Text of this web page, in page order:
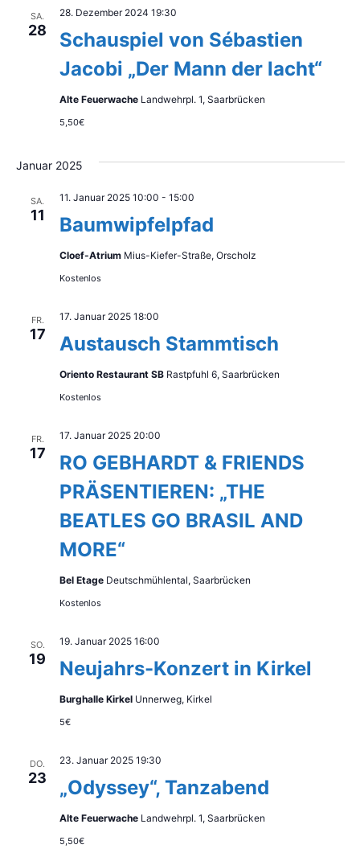
SA.
28
Schauspiel von Sébastien
Jacobi „Der Mann der lacht“
28. Dezember 2024 19:30
Alte Feuerwache Landwehrpl. 1, Saarbrücken
5,50€
Januar 2025
SA.
11 Baumwipfelpfad
11. Januar 2025 10:00 - 15:00
Cloef-Atrium Mius-Kiefer-Straße, Orscholz
Kostenlos
FR.
17 Austausch Stammtisch
17. Januar 2025 18:00
Oriento Restaurant SB Rastpfuhl 6, Saarbrücken
Kostenlos
FR.
17
RO GEBHARDT & FRIENDS
PRÄSENTIEREN: „THE
BEATLES GO BRASIL AND
MORE“
17. Januar 2025 20:00
Bel Etage Deutschmühlental, Saarbrücken
Kostenlos
SO.
19 Neujahrs-Konzert in Kirkel
19. Januar 2025 16:00
Burghalle Kirkel Unnerweg, Kirkel
5€
DO.
23 „Odyssey“, Tanzabend
23. Januar 2025 19:30
Alte Feuerwache Landwehrpl. 1, Saarbrücken
5,50€